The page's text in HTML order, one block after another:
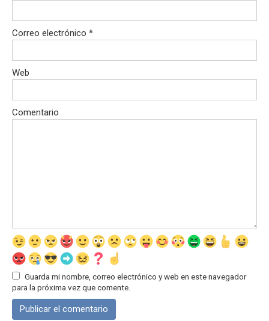
Correo electrónico *
Web
Comentario
Guarda mi nombre, correo electrónico y web en este navegador
para la próxima vez que comente.